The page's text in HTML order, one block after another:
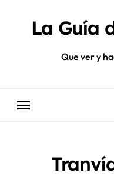
contenidoLa Guía
Que ver y